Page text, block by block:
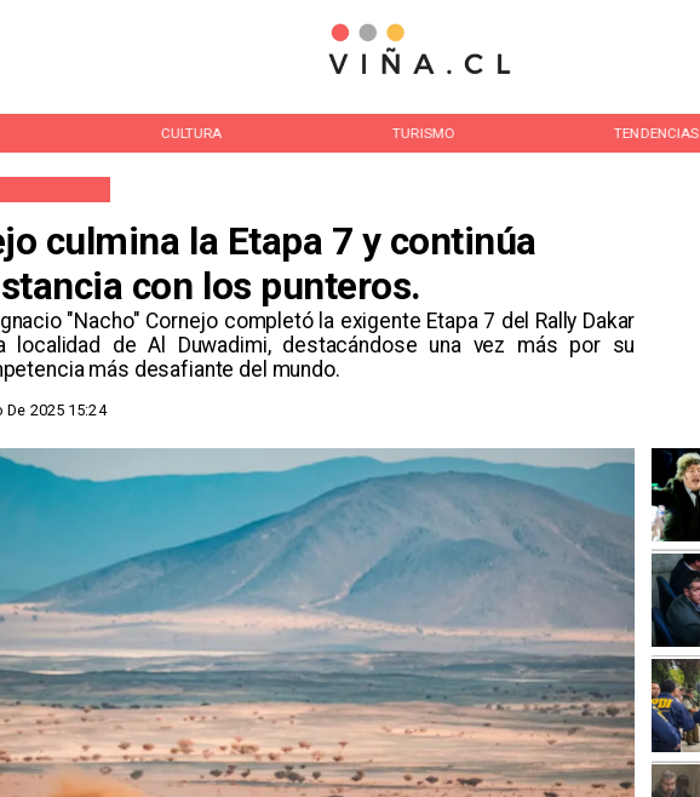
CULTURA TURISMO TENDENCIAS
culmina la Etapa 7 y continúa
con los punteros.
"Nacho" Cornejo completó la exigente Etapa 7 del Rally Dakar
localidad de Al Duwadimi, destacándose una vez más por su
más desafiante del mundo.
De 2025 15:24